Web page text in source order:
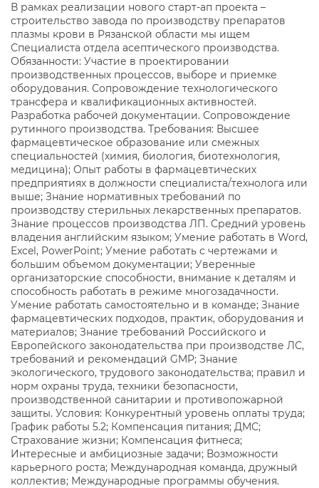
В рамках реализации нового старт-ап проекта –
cтроительство завода по производству препаратов
плазмы крови в Рязанской области мы ищем
Специалиста отдела асептического производства.
Обязанности: Участие в проектировании
производственных процессов, выборе и приемке
оборудования. Сопровождение технологического
трансфера и квалификационных активностей.
Разработка рабочей документации. Сопровождение
рутинного производства. Требования: Высшее
фармацевтическое образование или смежных
специальностей (химия, биология, биотехнология,
медицина); Опыт работы в фармацевтических
предприятиях в должности специалиста/технолога или
выше; Знание нормативных требований по
производству стерильных лекарственных препаратов.
Знание процессов производства ЛП. Средний уровень
владения английским языком; Умение работать в Word,
Excel, PowerPoint; Умение работать с чертежами и
большим объемом документации; Уверенные
организаторские способности, внимание к деталям и
способность работать в режиме многозадачности.
Умение работать самостоятельно и в команде; Знание
фармацевтических подходов, практик, оборудования и
материалов; Знание требований Российского и
Европейского законодательства при производстве ЛС,
требований и рекомендаций GMP; Знание
экологического, трудового законодательства; правил и
норм охраны труда, техники безопасности,
производственной санитарии и противопожарной
защиты. Условия: Конкурентный уровень оплаты труда;
График работы 5.2; Компенсация питания; ДМС;
Страхование жизни; Компенсация фитнеса;
Интересные и амбициозные задачи; Возможности
карьерного роста; Международная команда, дружный
коллектив; Международные программы обучения.